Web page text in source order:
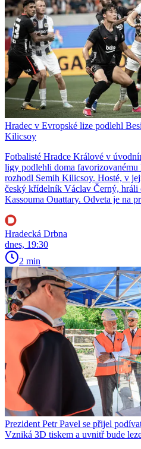
Hradec v Evropské lize podlehl
Kilicsoy
Fotbalisté Hradce Králové v
ligy podlehli doma
rozhodl Semih Kilicsoy. Hosté, v
český křídelník Václav Černý,
Kassouma Ouattary. Odveta je na
Hradecká Drbna
dnes, 19:30
2 min
Prezident Petr Pavel se přijel
Vzniká 3D tiskem a uvnitř bude